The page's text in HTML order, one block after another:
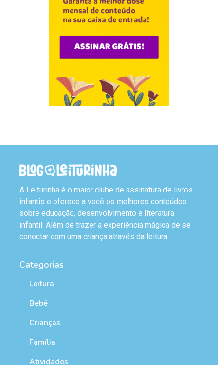
A Leiturinha é o maior clube de assinatura de livros
infantis e oferece a você os melhores conteúdos
sobre educação, desenvolvimento e literatura
infantil. Além de trazer a experiência mágica de se
conectar com uma criança através da leitura.
Categorias
Leitura
Bebê
Crianças
Família
Atividades